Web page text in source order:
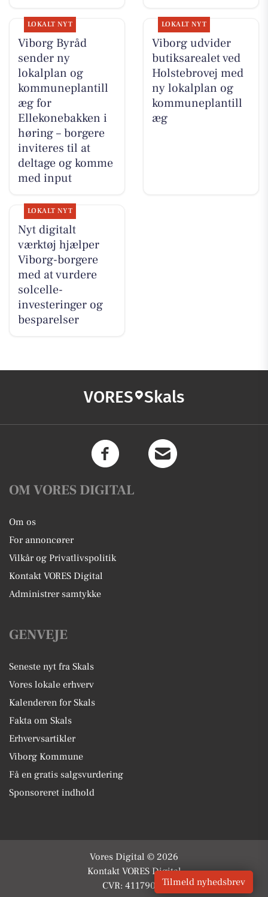
LOKALT NYT
Viborg Byråd
sender ny
lokalplan og
kommuneplantill
æg for
Ellekonebakken i
høring – borgere
inviteres til at
deltage og komme
med input
LOKALT NYT
Viborg udvider
butiksarealet ved
Holstebrovej med
ny lokalplan og
kommuneplantill
æg
LOKALT NYT
Nyt digitalt
værktøj hjælper
Viborg-borgere
med at vurdere
solcelle-
investeringer og
besparelser
VORES Skals
OM VORES DIGITAL
Om os
For annoncører
Vilkår og Privatlivspolitik
Kontakt VORES Digital
Administrer samtykke
GENVEJE
Seneste nyt fra Skals
Vores lokale erhverv
Kalenderen for Skals
Fakta om Skals
Erhvervsartikler
Viborg Kommune
Få en gratis salgsvurdering
Sponsoreret indhold
Vores Digital © 2026
Kontakt VORES Digital
CVR: 41179082Tilmeld nyhedsbrev